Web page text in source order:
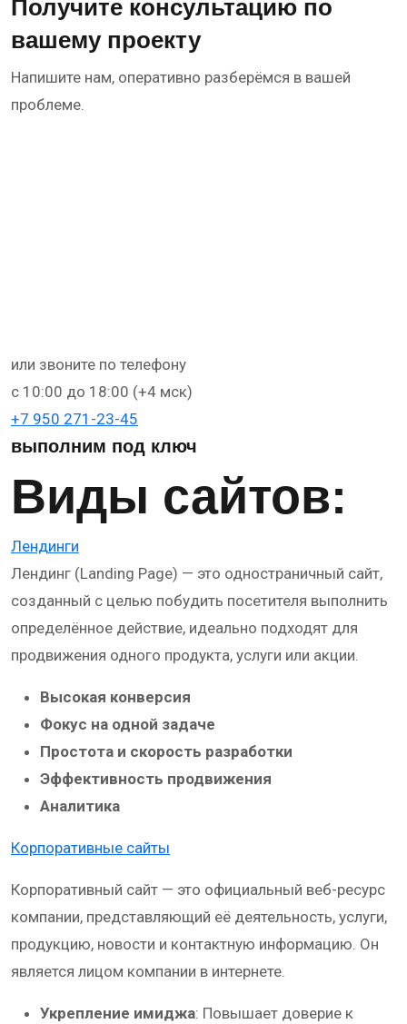
Получите консультацию по
вашему проекту
Напишите нам, оперативно разберёмся в вашей
проблеме.
или звоните по телефону
с 10:00 до 18:00 (+4 мск)
+7 950 271-23-45
выполним под ключ
Виды сайтов:
Лендинги
Лендинг (Landing Page) — это одностраничный сайт,
созданный с целью побудить посетителя выполнить
определённое действие, идеально подходят для
продвижения одного продукта, услуги или акции.
Высокая конверсия
Фокус на одной задаче
Простота и скорость разработки
Эффективность продвижения
Аналитика
Корпоративные сайты
Корпоративный сайт — это официальный веб-ресурс
компании, представляющий её деятельность, услуги,
продукцию, новости и контактную информацию. Он
является лицом компании в интернете.
Укрепление имиджа: Повышает доверие к